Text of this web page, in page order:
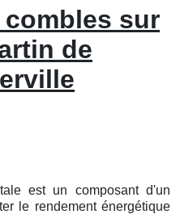
sur
de
est un composant d'un
le rendement énergétique